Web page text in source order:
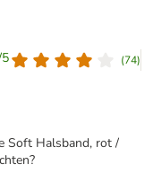
(74)
Soft Halsband, rot /